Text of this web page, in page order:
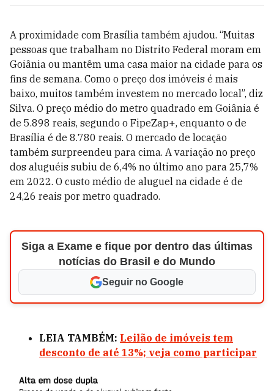
A proximidade com Brasília também ajudou. “Muitas
pessoas que trabalham no Distrito Federal moram em
Goiânia ou mantêm uma casa maior na cidade para os
fins de semana. Como o preço dos imóveis é mais
baixo, muitos também investem no mercado local”, diz
Silva. O preço médio do metro quadrado em Goiânia é
de 5.898 reais, segundo o FipeZap+, enquanto o de
Brasília é de 8.780 reais. O mercado de locação
também surpreendeu para cima. A variação no preço
dos aluguéis subiu de 6,4% no último ano para 25,7%
em 2022. O custo médio de aluguel na cidade é de
24,26 reais por metro quadrado.
Siga a Exame e fique por dentro das últimas
notícias do Brasil e do Mundo
Seguir no Google
LEIA TAMBÉM: Leilão de imóveis tem
desconto de até 13%; veja como participar